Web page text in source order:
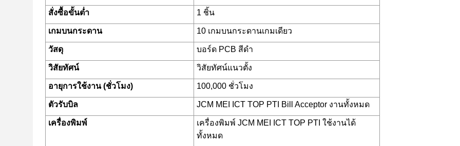
สั่งซื้อขั้นต่ำ 1 ชิ้น
เกมบนกระดาน 10 เกมบนกระดานเกมเดียว
วัสดุ บอร์ด PCB สีดำ
วิสัยทัศน์ วิสัยทัศน์แนวตั้ง
อายุการใช้งาน (ชั่วโมง) 100,000 ชั่วโมง
ตัวรับบิล JCM MEI ICT TOP PTI Bill Acceptor งานทั้งหมด
เครื่องพิมพ์
เครื่องพิมพ์ JCM MEI ICT TOP PTI ใช้งานได้
ทั้งหมด